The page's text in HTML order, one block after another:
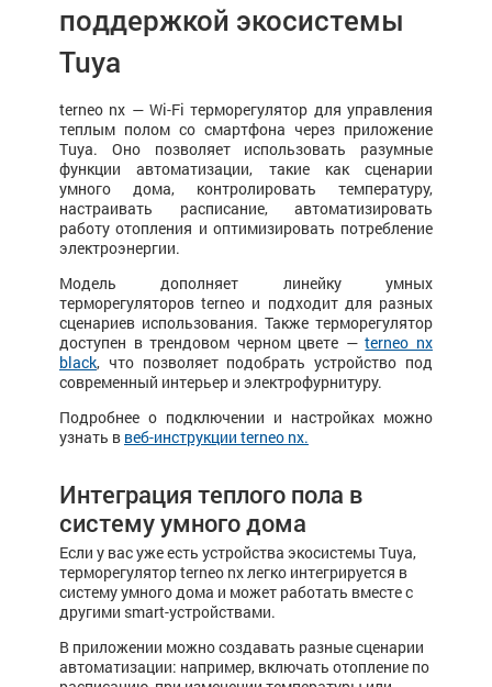
поддержкой экосистемы
Tuya
terneo nx — Wi-Fi терморегулятор для управления
теплым полом со смартфона через приложение
Tuya. Оно позволяет использовать разумные
функции автоматизации, такие как сценарии
умного дома, контролировать температуру,
настраивать расписание, автоматизировать
работу отопления и оптимизировать потребление
электроэнергии.
Модель дополняет линейку умных
терморегуляторов terneo и подходит для разных
сценариев использования. Также терморегулятор
доступен в трендовом черном цвете —terneo nx
black, что позволяет подобрать устройство под
современный интерьер и электрофурнитуру.
Подробнее о подключении и настройках можно
узнать в веб-инструкции terneo nx.
Интеграция теплого пола в
систему умного дома
Если у вас уже есть устройства экосистемы Tuya,
терморегулятор terneo nx легко интегрируется в
систему умного дома и может работать вместе с
другими smart-устройствами.
В приложении можно создавать разные сценарии
автоматизации: например, включать отопление по